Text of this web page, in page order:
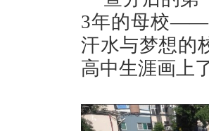
3年的母校——
汗水与梦想的
高中生涯画上